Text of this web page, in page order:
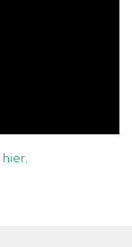
hier.